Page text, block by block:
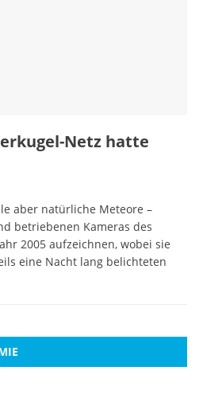
Netz hatte
aber natürliche Meteore –
betriebenen Kameras des
2005 aufzeichnen, wobei sie
eine Nacht lang belichteten